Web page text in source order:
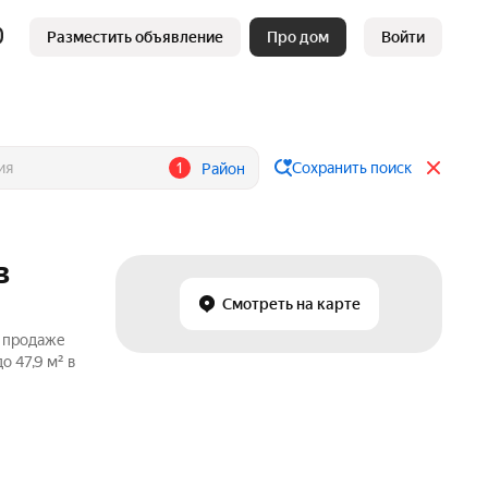
Разместить объявление Про дом Войти
1 Район Сохранить поиск
Смотреть на карте
продаже
47,9 м² в